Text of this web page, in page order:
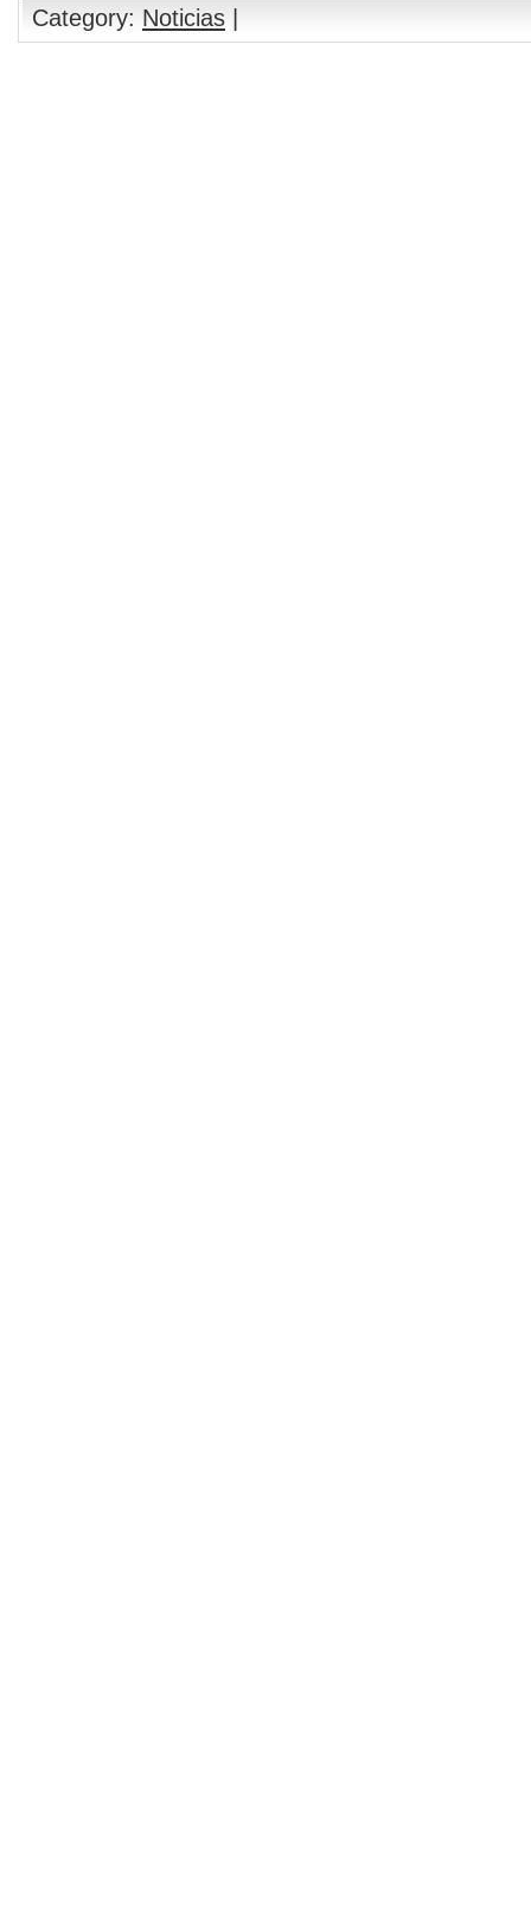
Category: Noticias